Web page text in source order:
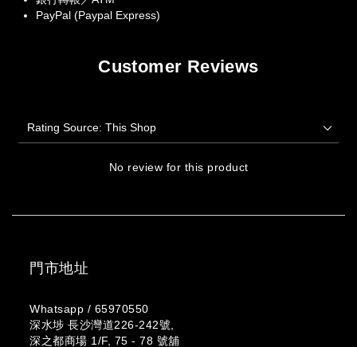
PayPal (Paypal Express)
Customer Reviews
No review for this product
門市地址
Whatsapp / 65970550
深水埗 長沙灣道226-242號,
深之都商場 1/F, 75 - 78 號舖